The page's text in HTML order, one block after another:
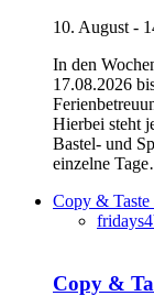
10. August -
In den
17.08.2026
Hierbei steht
Bastel- und
einzelne
Copy &
Copy &